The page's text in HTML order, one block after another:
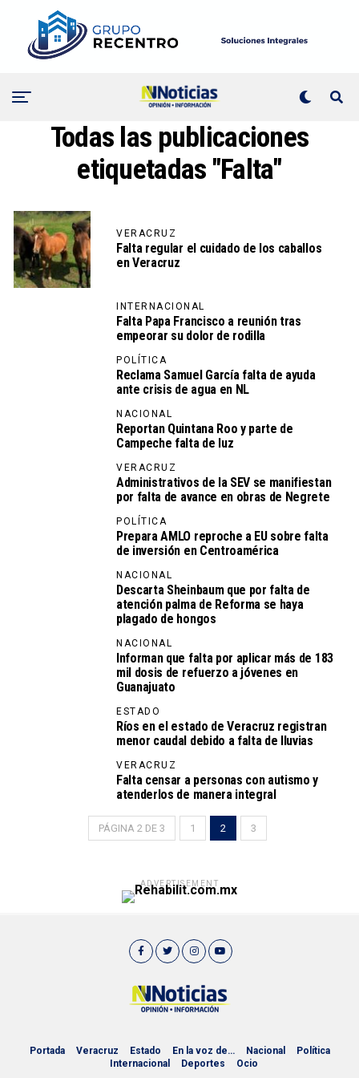
Todas las publicaciones
etiquetadas "Falta"
VERACRUZ
Falta regular el cuidado de los caballos
en Veracruz
INTERNACIONAL
Falta Papa Francisco a reunión tras
empeorar su dolor de rodilla
POLÍTICA
Reclama Samuel García falta de ayuda
ante crisis de agua en NL
NACIONAL
Reportan Quintana Roo y parte de
Campeche falta de luz
VERACRUZ
Administrativos de la SEV se manifiestan
por falta de avance en obras de Negrete
POLÍTICA
Prepara AMLO reproche a EU sobre falta
de inversión en Centroamérica
NACIONAL
Descarta Sheinbaum que por falta de
atención palma de Reforma se haya
plagado de hongos
NACIONAL
Informan que falta por aplicar más de 183
mil dosis de refuerzo a jóvenes en
Guanajuato
ESTADO
Ríos en el estado de Veracruz registran
menor caudal debido a falta de lluvias
VERACRUZ
Falta censar a personas con autismo y
atenderlos de manera integral
PÁGINA 2 DE 3 1 2 3
ADVERTISEMENT
Portada Veracruz Estado En la voz de… Nacional
Política
Internacional
Deportes Ocio